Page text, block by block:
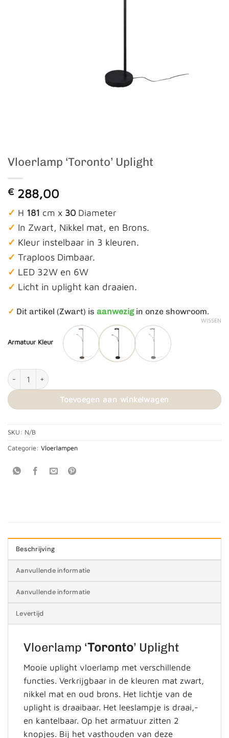
Vloerlamp ‘Toronto’ Uplight
€ 288,00
✓ H 181 cm x 30 Diameter
✓ In Zwart, Nikkel mat, en Brons.
✓ Kleur instelbaar in 3 kleuren.
✓ Traploos Dimbaar.
✓ LED 32W en 6W
✓ Licht in uplight kan draaien.
✓ Dit artikel (Zwart) is aanwezigin onze showroom.
Armatuur Kleur
WISSEN
Vloerlamp ‘Toronto’ Uplight aantal
Toevoegen aan winkelwagen
SKU: N/B
Categorie: Vloerlampen
Beschrijving
Aanvullende informatie
Aanvullende informatie
Levertijd
Vloerlamp ‘Toronto’ Uplight
Mooie uplight vloerlamp met verschillende
functies. Verkrijgbaar in de kleuren mat zwart,
nikkel mat en oud brons. Het lichtje van de
uplight is draaibaar. Het leeslampje is draai,-
en kantelbaar. Op het armatuur zitten 2
knopjes. Bij het vasthouden van deze